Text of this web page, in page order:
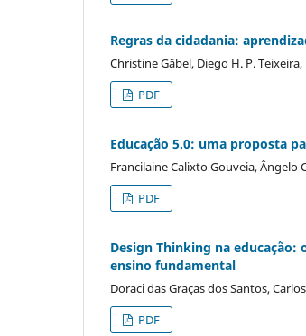
Regras da cidadania:
Christine Gäbel, Diego H. P.
PDF
Educação 5.0: uma proposta
Francilaine Calixto Gouveia, Ângelo
PDF
Design Thinking na educação:
ensino fundamental
Doraci das Graças dos Santos,
PDF